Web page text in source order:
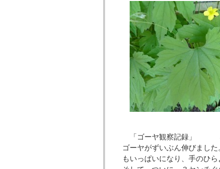
「ゴーヤ観察記録」
ゴーヤがずいぶん伸びまし
もいっぱいになり、手のひ